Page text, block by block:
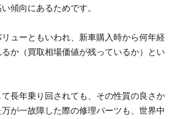
傾向にあるためです。
ューともいわれ、新車購入時から何年経
か（買取相場価値が残っているか）とい
長年乗り回されても、その性質の良さか
が一故障した際の修理パーツも、世界中